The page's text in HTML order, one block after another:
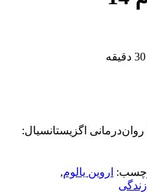
اگزیستانسیال:
اروین یالوم,